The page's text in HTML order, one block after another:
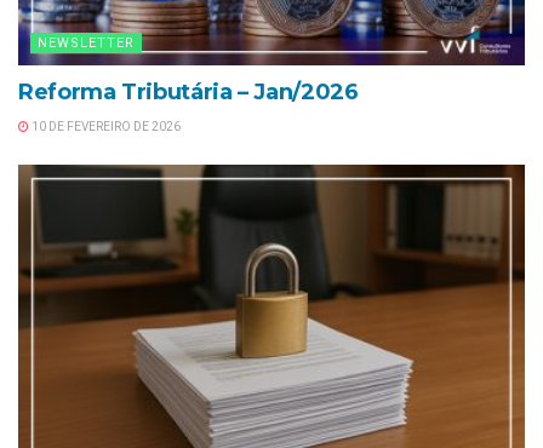
NEWSLETTER
Reforma Tributária – Jan/2026
10 DE FEVEREIRO DE 2026